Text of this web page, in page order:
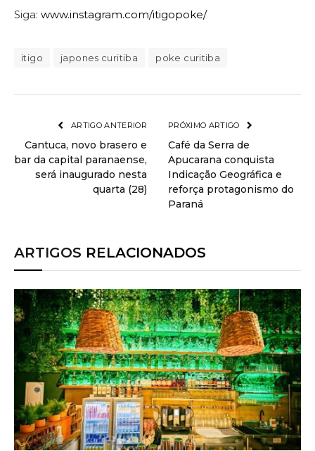
Siga: www.instagram.com/itigopoke/
itigo japones curitiba poke curitiba
ARTIGO ANTERIOR
Cantuca, novo brasero e
bar da capital paranaense,
será inaugurado nesta
quarta (28)
PRÓXIMO ARTIGO
Café da Serra de
Apucarana conquista
Indicação Geográfica e
reforça protagonismo do
Paraná
ARTIGOS RELACIONADOS